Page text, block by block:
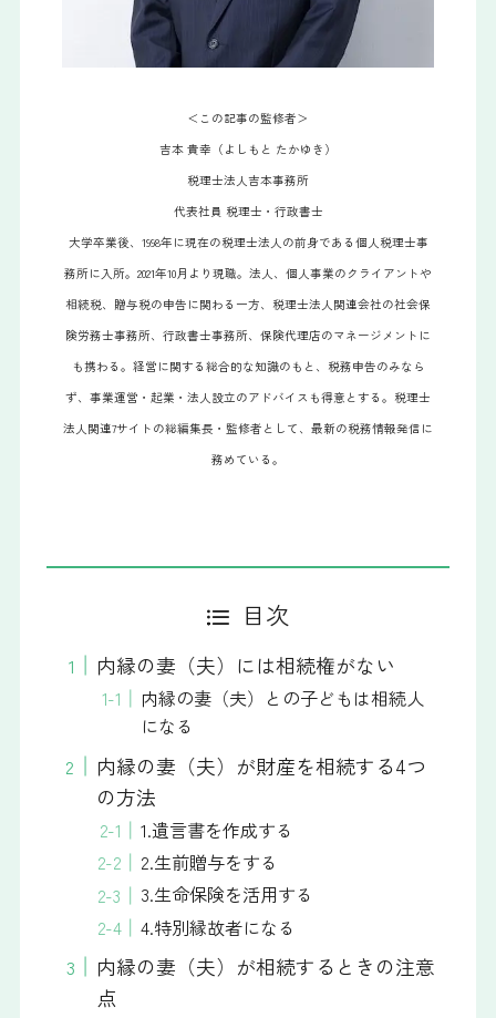
＜この記事の監修者＞
吉本 貴幸（よしもと たかゆき）
税理士法人吉本事務所
代表社員 税理士・行政書士
大学卒業後、1998年に現在の税理士法人の前身である個人税理士事
務所に入所。2021年10月より現職。法人、個人事業のクライアントや
相続税、贈与税の申告に関わる一方、税理士法人関連会社の社会保
険労務士事務所、行政書士事務所、保険代理店のマネージメントに
も携わる。経営に関する総合的な知識のもと、税務申告のみなら
ず、事業運営・起業・法人設立のアドバイスも得意とする。税理士
法人関連7サイトの総編集長・監修者として、最新の税務情報発信に
務めている。
目次
内縁の妻（夫）には相続権がない
内縁の妻（夫）との子どもは相続人
になる
内縁の妻（夫）が財産を相続する4つ
の方法
1.遺言書を作成する
2.生前贈与をする
3.生命保険を活用する
4.特別縁故者になる
内縁の妻（夫）が相続するときの注意
点